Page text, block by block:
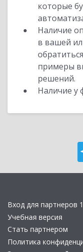
которые
Наличие
в вашей
примеры
решений.
Наличие у
Вход для партнеров
Учебная версия
Стать партнером
Политика